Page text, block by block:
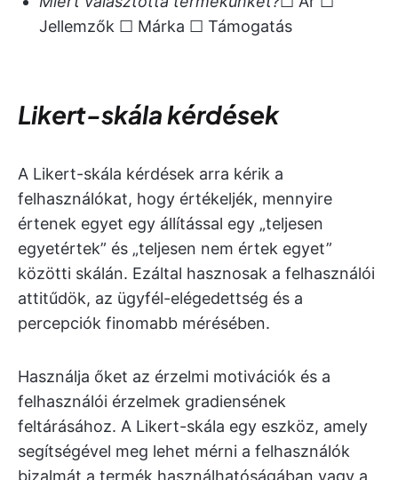
Jellemzők ☐ Márka ☐ Támogatás
Likert-skála kérdések
A Likert-skála kérdések arra kérik a
felhasználókat, hogy értékeljék, mennyire
értenek egyet egy állítással egy „teljesen
egyetértek” és „teljesen nem értek egyet”
közötti skálán. Ezáltal hasznosak a felhasználói
attitűdök, az ügyfél-elégedettség és a
percepciók finomabb mérésében.
Használja őket az érzelmi motivációk és a
felhasználói érzelmek gradiensének
feltárásához. A Likert-skála egy eszköz, amely
segítségével meg lehet mérni a felhasználók
bizalmát a termék használhatóságában vagy a